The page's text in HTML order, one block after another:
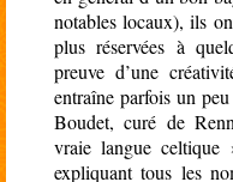
notables locaux), ils
plus réservées à
preuve d’une
entraîne parfois un
Boudet, curé de
vraie langue celtique
expliquant tous les